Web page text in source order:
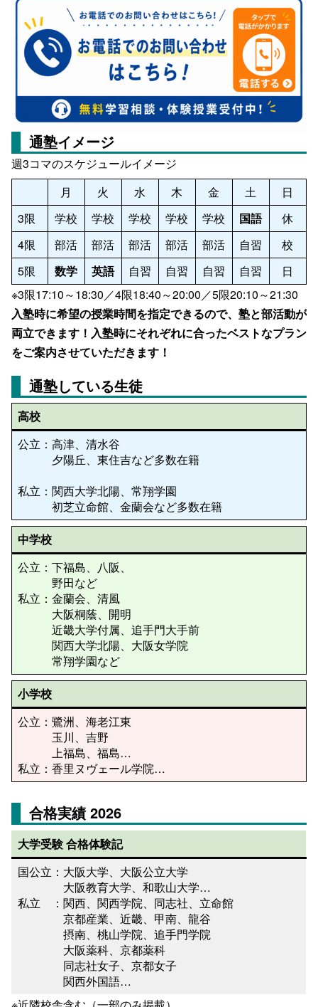
通塾イメージ
週3コマのスケジュールイメージ
月
火 水 木 金 土
日
3限
学校 学校 学校 学校 学校 国語
休
4限
部活 部活 部活 部活 部活 自習
校
5限
数学 英語 自習 自習 自習 自習
日
※3限17:10～18:30／4限18:40～20:00／5限20:10～21:30
入塾時に希望の授業時間を指定できるので、塾と部活動が
両立できます！入塾時にそれぞれに合ったベストなプラン
をご案内させていただきます！
通塾している生徒
高校
公立：高津、清水谷
夕陽丘、東住吉など多数在籍
私立：関西大学北陽、常翔学園
初芝立命館、金蘭会など多数在籍
中学校
公立：下福島、八阪、
野田など
私立：金蘭会、清風
大阪桐蔭、開明
近畿大学付属、追手門大手前
関西大学北陽、大阪女学院
常翔学園など
小学校
公立：鷺洲、海老江東
玉川、吉野
上福島、福島…
私立：香里ヌヴェール学院…
合格実績 2026
大学受験合格体験記
国公立：大阪大学、大阪公立大学
大阪教育大学、和歌山大学…
私立 ：関西、関西学院、同志社、立命館
京都産業、近畿、甲南、龍谷
摂南、桃山学院、追手門学院
大阪薬科、京都薬科
同志社女子、京都女子
関西外国語…